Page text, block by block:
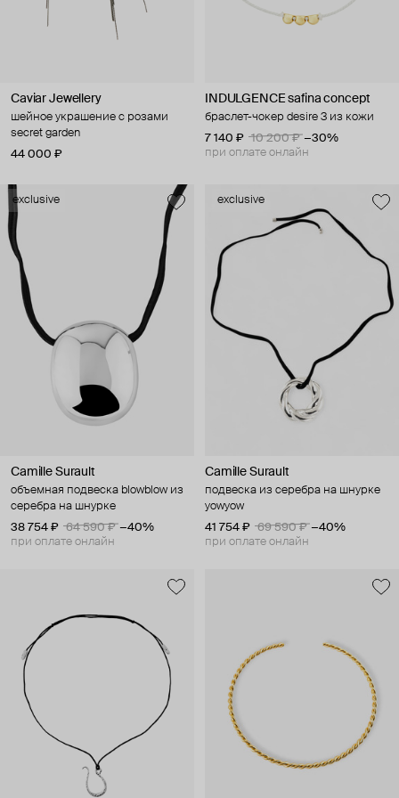
Caviar Jewellery
шейное украшение с розами
secret garden
44 000 ₽
INDULGENCE safina concept
браслет-чокер desire 3 из кожи
7 140 ₽
10 200 ₽ −30%
при оплате онлайн
exclusive
Camille Surault
объемная подвеска blowblow из
серебра на шнурке
38 754 ₽
64 590 ₽ −40%
при оплате онлайн
exclusive
Camille Surault
подвеска из серебра на шнурке
yowyow
41 754 ₽
69 590 ₽ −40%
при оплате онлайн